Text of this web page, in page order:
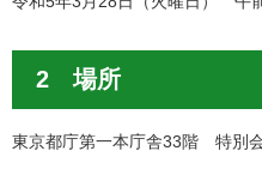
2 場所
東京都庁第一本庁舎33階 特別